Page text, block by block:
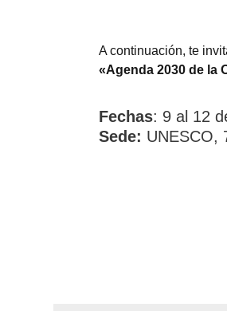
A continuación, te
«Agenda 2030 de la
Fechas: 9 al 12
Sede: UNESCO,